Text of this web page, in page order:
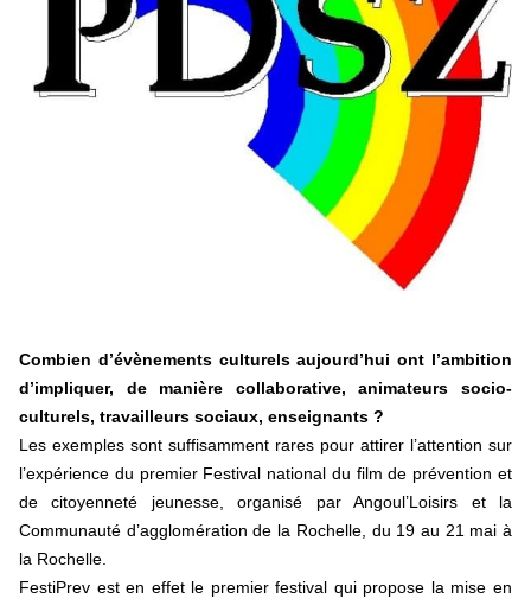
Hongrie : du changement pour les politiques
éducatives, aussi !
25 juin 2026
En Hongrie, le conservateur Peter Magyar et son parti
Tisza "Respect et liberté" ont remporté une large victoire,
contre le premier ministre sortant, Viktor Orban,…
Combien d’évènements culturels aujourd’hui ont l’ambition
d’impliquer, de manière collaborative, animateurs socio-
culturels, travailleurs sociaux, enseignants ?
Les exemples sont suffisamment rares pour attirer l’attention sur
l’expérience du premier Festival national du film de prévention et
de citoyenneté jeunesse, organisé par Angoul’Loisirs et la
Communauté d’agglomération de la Rochelle, du 19 au 21 mai à
la Rochelle.
FestiPrev est en effet le premier festival qui propose la mise en